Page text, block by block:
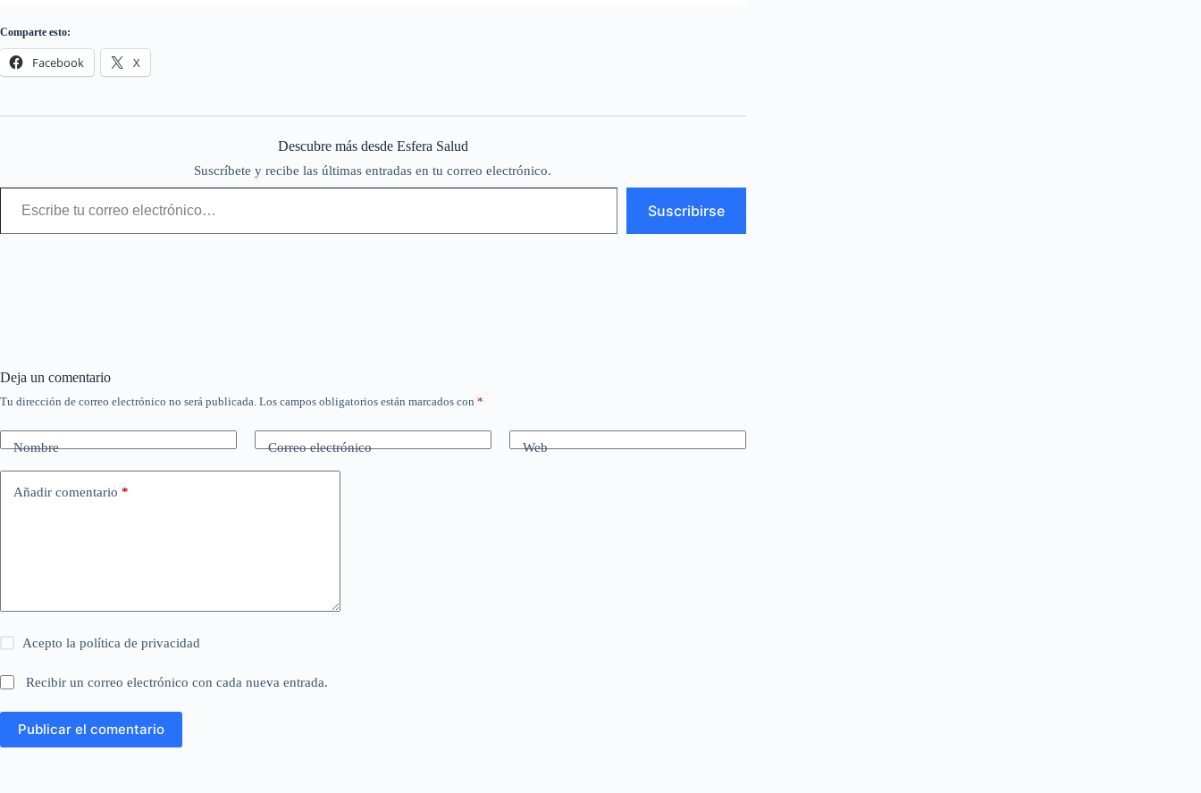
Comparte esto:
Facebook X
Descubre más desde Esfera Salud
Suscríbete y recibe las últimas entradas en tu correo electrónico.
Escribe tu correo electrónico…
Suscribirse
Deja un comentario
Tu dirección de correo electrónico no será publicada. Los campos obligatorios están marcados con *
Nombre Correo electrónico Web
Añadir comentario *
Acepto lapolítica de privacidad
Recibir un correo electrónico con cada nueva entrada.
Publicar el comentario